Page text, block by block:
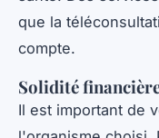
que la
compte.
Solidité
Il est important de